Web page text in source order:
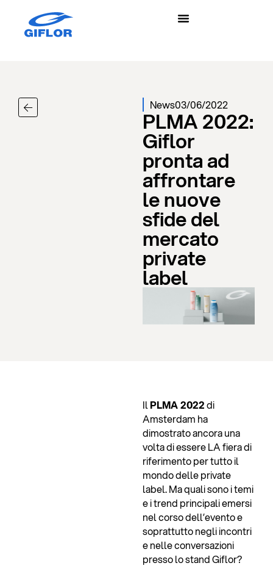
News03/06/2022
PLMA 2022:
Giflor
pronta ad
affrontare
le nuove
sfide del
mercato
private
label
IlPLMA 2022di
Amsterdam ha
dimostrato ancora una
volta di essere LA fiera di
riferimento per tutto il
mondo delle private
label. Ma quali sono i temi
e i trend principali emersi
nel corso dell’evento e
soprattutto negli incontri
e nelle conversazioni
presso lo stand Giflor?